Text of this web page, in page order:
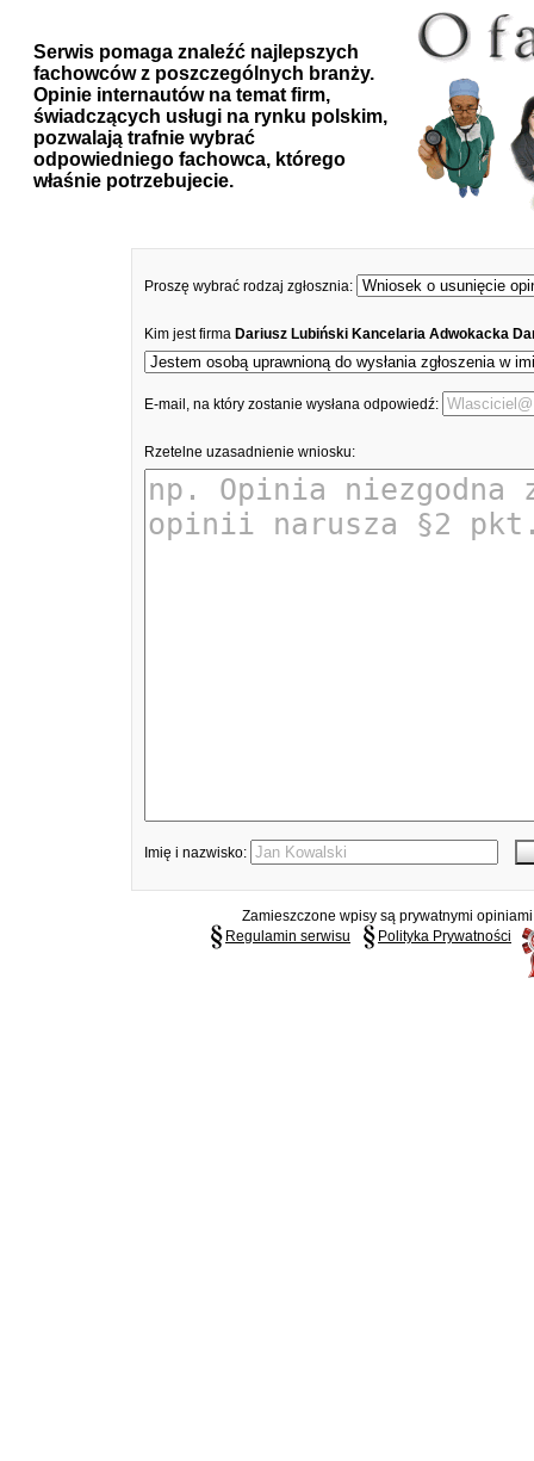
Serwis pomaga znaleźć najlepszych
fachowców z poszczególnych branży.
Opinie internautów na temat firm,
świadczących usługi na rynku polskim,
pozwalają trafnie wybrać
odpowiedniego fachowca, którego
właśnie potrzebujecie.
Proszę wybrać rodzaj zgłosznia:
Kim jest firma Dariusz Lubiński Kancelaria Adwokacka
E-mail, na który zostanie wysłana odpowiedź:
Rzetelne uzasadnienie wniosku:
Imię i nazwisko:
Zamieszczone wpisy są prywatnymi
Regulamin serwisu
Polityka Prywatności